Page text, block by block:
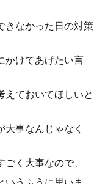
きなかった日の対策
かけてあげたい言
えておいてほしいと
事なんじゃなく
く大事なので、